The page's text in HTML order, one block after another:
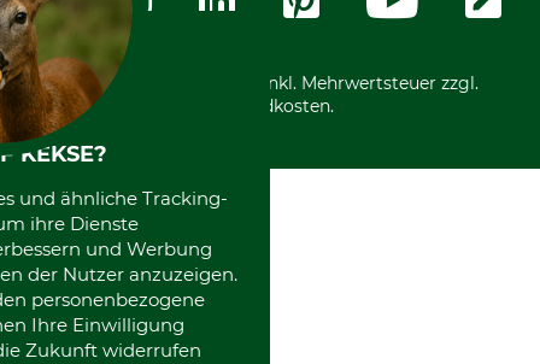
International
*Alle Preise in Euro und inkl. Mehrwertsteuer zzgl.
Versandkosten.
KEKSE?
und ähnliche Tracking-
ihre Dienste
und Werbung
der Nutzer anzuzeigen.
personenbezogene
Ihre Einwilligung
Zukunft widerrufen